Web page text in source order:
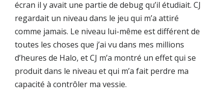
écran il y avait une partie de debug qu’il étudiait. CJ
regardait un niveau dans le jeu qui m’a attiré
comme jamais. Le niveau lui-même est différent de
toutes les choses que j’ai vu dans mes millions
d’heures de Halo, et CJ m’a montré un effet qui se
produit dans le niveau et qui m’a fait perdre ma
capacité à contrôler ma vessie.